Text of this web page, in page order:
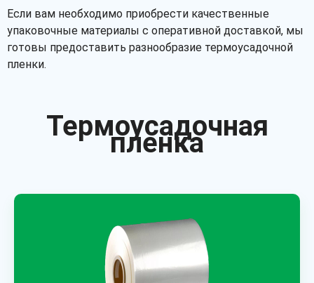
Если вам необходимо приобрести качественные
упаковочные материалы с оперативной доставкой, мы
готовы предоставить разнообразие термоусадочной
пленки.
Термоусадочная
пленка